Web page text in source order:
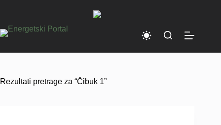
Rezultati pretrage za “Čibuk 1”